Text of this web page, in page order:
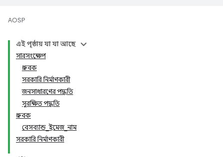
AOSP
এই পৃষ্ঠায় যা যা আছে
সারসংক্ষেপ
ধ্রুবক
সরকারি নির্মাণকারী
জনসাধারণের পদ্ধতি
সুরক্ষিত পদ্ধতি
ধ্রুবক
বেসব্যান্ড_ইমেজ_নাম
সরকারি নির্মাণকারী